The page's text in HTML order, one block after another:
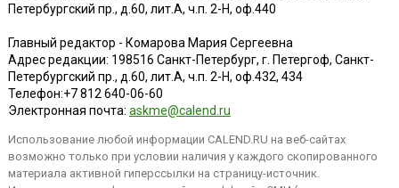
Петербургский пр., д.60, лит.А, ч.п. 2-Н, оф.440
Главный редактор - Комарова Мария Сергеевна
Адрес редакции: 198516 Санкт-Петербург, г. Петергоф, Санкт-
Петербургский пр., д.60, лит.А, ч.п. 2-Н, оф.432, 434
Телефон:+7 812 640-06-60
Электронная почта: askme@calend.ru
Использование любой информации CALEND.RU на веб-сайтах
возможно только при условии наличия у каждого скопированного
материала активной гиперссылки на страницу-источник.